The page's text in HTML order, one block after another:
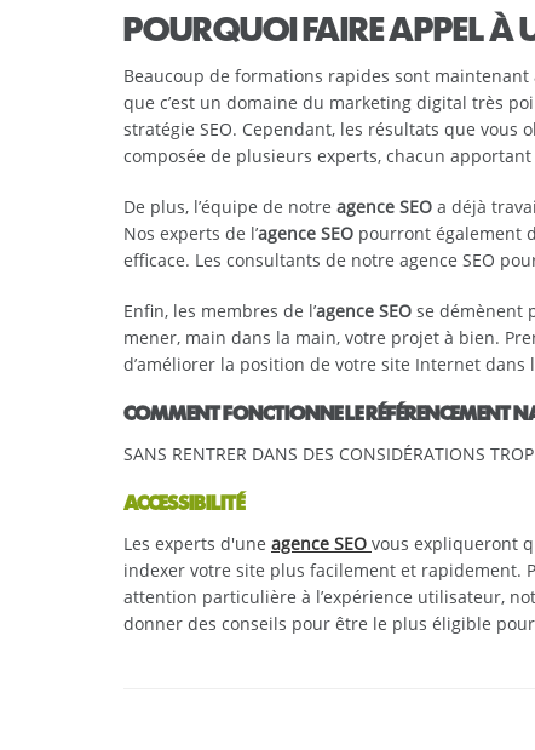
POURQUOI FAIRE APPEL À
Beaucoup de formations rapides sont
que c’est un domaine du marketing digital très
stratégie SEO. Cependant, les résultats que
composée de plusieurs experts, chacun
De plus, l’équipe de notre agence SEO a déjà
Nos experts de l’agence SEO pourront également
efficace. Les consultants de notre agence SEO
Enfin, les membres de l’agence SEO se démènent
mener, main dans la main, votre projet à bien.
d’améliorer la position de votre site Internet
COMMENT FONCTIONNE LE RÉFÉRENCEMENT
SANS RENTRER DANS DES CONSIDÉRATIONS
ACCESSIBILITÉ
Les experts d'une agence SEO vous expliqueront
indexer votre site plus facilement et rapidement.
attention particulière à l’expérience utilisateur,
donner des conseils pour être le plus éligible